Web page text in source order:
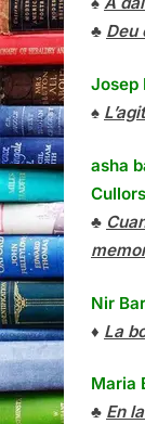
♣ Deu
Josep
♠
asha
♣
Nir
♦ La
Maria
♣ En